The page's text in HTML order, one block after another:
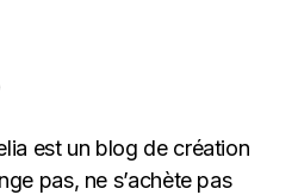
est un blog de création
pas, ne s’achète pas